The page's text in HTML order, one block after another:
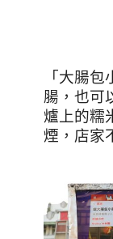
「大腸
腸，也可
爐上的糯
煙，店家